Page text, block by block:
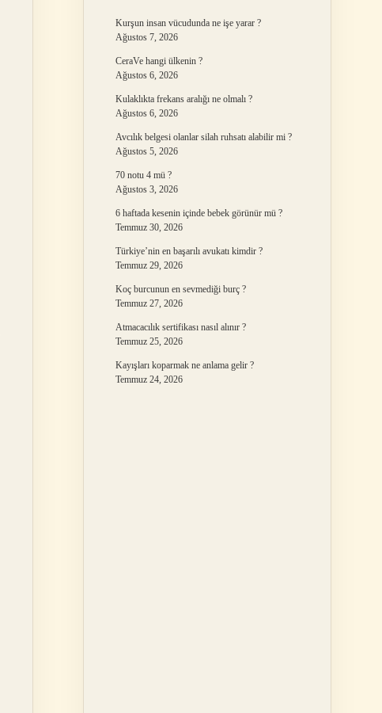
Kurşun insan vücudunda ne işe yarar ?
Ağustos 7, 2026
CeraVe hangi ülkenin ?
Ağustos 6, 2026
Kulaklıkta frekans aralığı ne olmalı ?
Ağustos 6, 2026
Avcılık belgesi olanlar silah ruhsatı alabilir mi ?
Ağustos 5, 2026
70 notu 4 mü ?
Ağustos 3, 2026
6 haftada kesenin içinde bebek görünür mü ?
Temmuz 30, 2026
Türkiye’nin en başarılı avukatı kimdir ?
Temmuz 29, 2026
Koç burcunun en sevmediği burç ?
Temmuz 27, 2026
Atmacacılık sertifikası nasıl alınır ?
Temmuz 25, 2026
Kayışları koparmak ne anlama gelir ?
Temmuz 24, 2026